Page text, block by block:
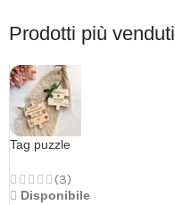
Prodotti più venduti
Tag puzzle
(3)
Disponibile